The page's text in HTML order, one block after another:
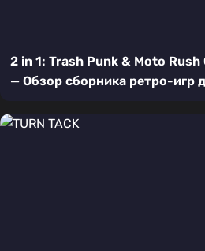
2 in 1: Trash Punk & Moto
— Обзор сборника ретро-игр